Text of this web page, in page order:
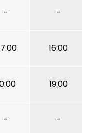
- -
16:00
19:00
- -